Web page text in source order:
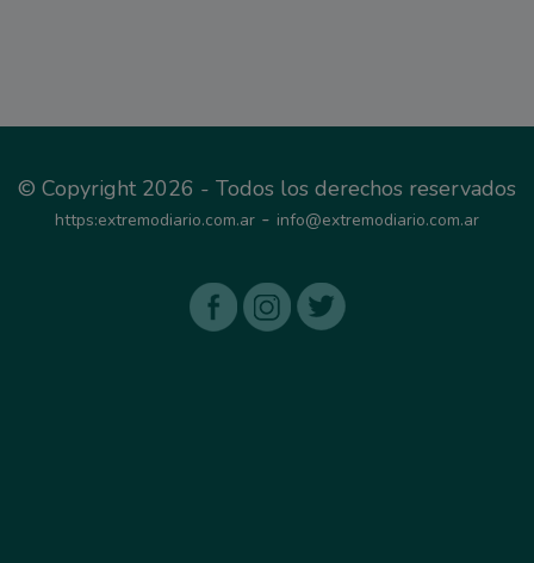
© Copyright 2026 - Todos los derechos reservados
https:extremodiario.com.ar - info@extremodiario.com.ar